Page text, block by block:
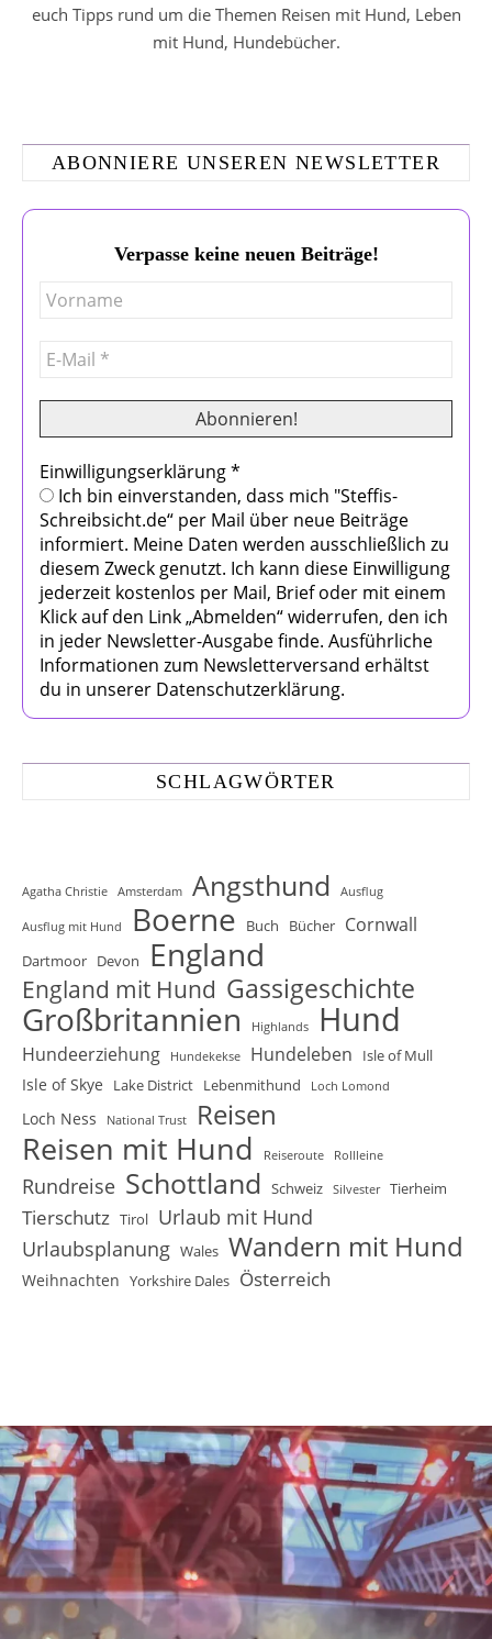
euch Tipps rund um die Themen Reisen mit Hund, Leben
mit Hund, Hundebücher.
ABONNIERE UNSEREN NEWSLETTER
Verpasse keine neuen Beiträge!
Einwilligungserklärung*
Ich bin einverstanden, dass mich "Steffis-
Schreibsicht.de“ per Mail über neue Beiträge
informiert. Meine Daten werden ausschließlich zu
diesem Zweck genutzt. Ich kann diese Einwilligung
jederzeit kostenlos per Mail, Brief oder mit einem
Klick auf den Link „Abmelden“ widerrufen, den ich
in jeder Newsletter-Ausgabe finde. Ausführliche
Informationen zum Newsletterversand erhältst
du in unserer Datenschutzerklärung.
SCHLAGWÖRTER
Agatha Christie Amsterdam Angsthund Ausflug
Ausflug mit Hund Boerne Buch Bücher Cornwall
Dartmoor Devon England
England mit Hund Gassigeschichte
Großbritannien Highlands Hund
Hundeerziehung Hundekekse Hundeleben Isle of Mull
Isle of Skye Lake District Lebenmithund Loch Lomond
Loch Ness National Trust Reisen
Reisen mit Hund Reiseroute Rollleine
Rundreise Schottland Schweiz Silvester Tierheim
Tierschutz Tirol Urlaub mit Hund
Urlaubsplanung Wales Wandern mit Hund
Weihnachten Yorkshire Dales Österreich